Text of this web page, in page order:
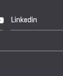
Linkedin